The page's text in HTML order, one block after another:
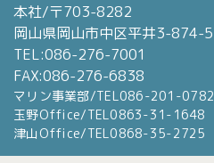
本社/〒703-8282
岡山県岡山市中区平井3-874-5
TEL:086-276-7001
FAX:086-276-6838
マリン事業部/TEL086-201-0782
玉野Office/TEL0863-31-1648
津山Office/TEL0868-35-2725